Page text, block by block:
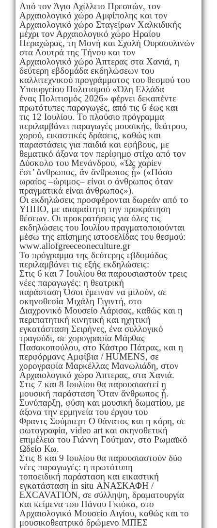
Από τον Άγιο Αχίλλειο Πρεσπών, τον
Αρχαιολογικό χώρο Αμφίπολης και τον
Αρχαιολογικό χώρο Σταγείρων Χαλκιδικής
μέχρι τον Αρχαιολογικό χώρο Ηραίου
Περαχώρας, τη Μονή και Σχολή Ουρσουλινών
στα Λουτρά της Τήνου και τον
Αρχαιολογικό χώρο Άπτερας στα Χανιά, η
δεύτερη εβδομάδα εκδηλώσεων του
καλλιτεχνικού προγράμματος του θεσμού του
Υπουργείου Πολιτισμού «Όλη Ελλάδα
ένας Πολιτισμός 2026» φέρνει δεκαπέντε
πρωτότυπες παραγωγές, από τις 6 έως και
τις 12 Ιουλίου. Το πλούσιο πρόγραμμα
περιλαμβάνει παραγωγές μουσικής, θεάτρου,
χορού, εικαστικές δράσεις, καθώς και
παραστάσεις για παιδιά και εφήβους, με
θεματικό άξονα τον περίφημο στίχο από τον
Δύσκολο του Μενάνδρου, «Ὡς χαρίεν
ἔστ’ ἄνθρωπος, ἂν ἄνθρωπος ᾖ» («Πόσο
ωραίος –ώριμος– είναι ο άνθρωπος όταν
πραγματικά είναι άνθρωπος»).
Οι εκδηλώσεις προσφέρονται δωρεάν από το
ΥΠΠΟ, με απαραίτητη την προκράτηση
θέσεων. Οι προκρατήσεις για όλες τις
εκδηλώσεις του Ιουλίου πραγματοποιούνται
μέσω της επίσημης ιστοσελίδας του θεσμού:
www.allofgreeceoneculture.gr
Το πρόγραμμα της δεύτερης εβδομάδας
περιλαμβάνει τις εξής εκδηλώσεις:
Στις 6 και 7 Ιουλίου θα παρουσιαστούν τρεις
νέες παραγωγές: η θεατρική
παράσταση Όσοι έμειναν να μιλούν, σε
σκηνοθεσία Μιχάλη Γιγιντή, στο
Διαχρονικό Μουσείο Λάρισας, καθώς και η
περιπατητική κινητική και ηχητική
εγκατάσταση Σειρήνες, ένα συλλογικό
τραγούδι, σε χορογραφία Μάρθας
Πασακοπούλου, στο Κάστρο Πάτρας, και η
περφόρμανς Αμφίβια / HUMENS, σε
χορογραφία Μαρκέλλας Μανωλιάδη, στον
Αρχαιολογικό χώρο Άπτερας, στα Χανιά.
Στις 7 και 8 Ιουλίου θα παρουσιαστεί η
μουσική παράσταση Ὅταν ἄνθρωπος ᾖ.
Συνύπαρξη, φύση και μουσική δωματίου, με
άξονα την ερμηνεία του έργου του
Φραντς Σούμπερτ Ο θάνατος και η κόρη, σε
φωτογραφία, video art και σκηνοθετική
επιμέλεια του Γιάννη Γούτμαν, στο Ρωμαϊκό
Ωδείο Κω.
Στις 8 και 9 Ιουλίου θα παρουσιαστούν δύο
νέες παραγωγές: η πρωτότυπη
τοποειδική παράσταση και εικαστική
εγκατάσταση in situ ΑΝΑΣΚΑΦΗ /
EXCAVATION, σε σύλληψη, δραματουργία
και κείμενα του Πάνου Γκιόκα, στο
Αρχαιολογικό Μουσείο Αιγίου, καθώς και το
μουσικοθεατρικό δρώμενο ΜΠΕΣ